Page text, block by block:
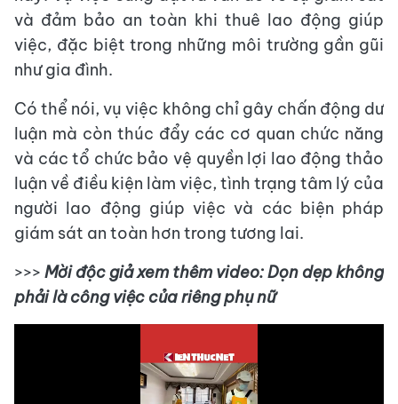
và đảm bảo an toàn khi thuê lao động giúp
việc, đặc biệt trong những môi trường gần gũi
như gia đình.
Có thể nói, vụ việc không chỉ gây chấn động dư
luận mà còn thúc đẩy các cơ quan chức năng
và các tổ chức bảo vệ quyền lợi lao động thảo
luận về điều kiện làm việc, tình trạng tâm lý của
người lao động giúp việc và các biện pháp
giám sát an toàn hơn trong tương lai.
>>> Mời độc giả xem thêm video: Dọn dẹp không
phải là công việc của riêng phụ nữ